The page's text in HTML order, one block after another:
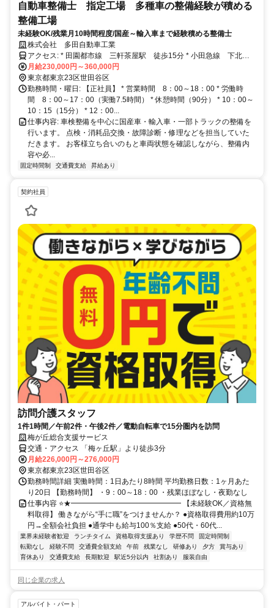
自動車整備士 指定工場 多種車の整備経験が積める
整備工場
未経験OK/残業月10時間程度/国産～輸入車まで経験積める整備士
株式会社 多田自動車工業
アクセス: * 田園都市線 三軒茶屋駅 徒歩15分 * 小田急線 下北沢
駅 徒歩15分 * バイク・自転車通勤可能 * 車通勤不可
月給230,000円～360,000円
東京都東京23区世田谷区
勤務時間・曜日: 【正社員】 * 営業時間 8：00～18：00 * 労働時
間 8：00～17：00（実働7.5時間） * 休憩時間（90分） * 10：00～
10：15（15分） * 12：00...
仕事内容: 車検整備を中心に国産車・輸入車・一部トラックの整備を
行います。 点検・消耗品交換・故障診断・修理などを担当していた
だきます。 お客様立ち合いのもと車両状態を確認しながら、整備内
容や必...
固定時間制 交通費支給 昇給あり
契約社員
訪問介護スタッフ
1件1時間／午前2件・午後2件／電動自転車で15分圏内を訪問
梅が丘総合支援サービス
交通・アクセス 「梅ヶ丘駅」より徒歩3分
月給226,000円～276,000円
東京都東京23区世田谷区
勤務時間詳細 実働時間：1日あたり8時間 平均勤務日数：1ヶ月あた
り20日 【勤務時間】 ・9：00～18：00 ・残業ほぼなし・夜勤なし
仕事内容 ⭐★━━━━━━━━━━━━━━━ 【未経験OK／資格無
料取得】 働きながら“手に職”をつけませんか？ ●資格取得費用約10万
円→全額会社負担 ●通学中も給与100％支給 ●50代・60代...
業界未経験者歓迎 ランチタイム 資格取得支援あり 学歴不問
固定時間制
転勤なし
経験不問 交通費全額支給 午前 残業なし 研修あり 夕方
賞与あり
育休あり
交通費支給 長期歓迎 駅近5分以内 社割あり 服装自由
同じ企業の求人
アルバイト・パート